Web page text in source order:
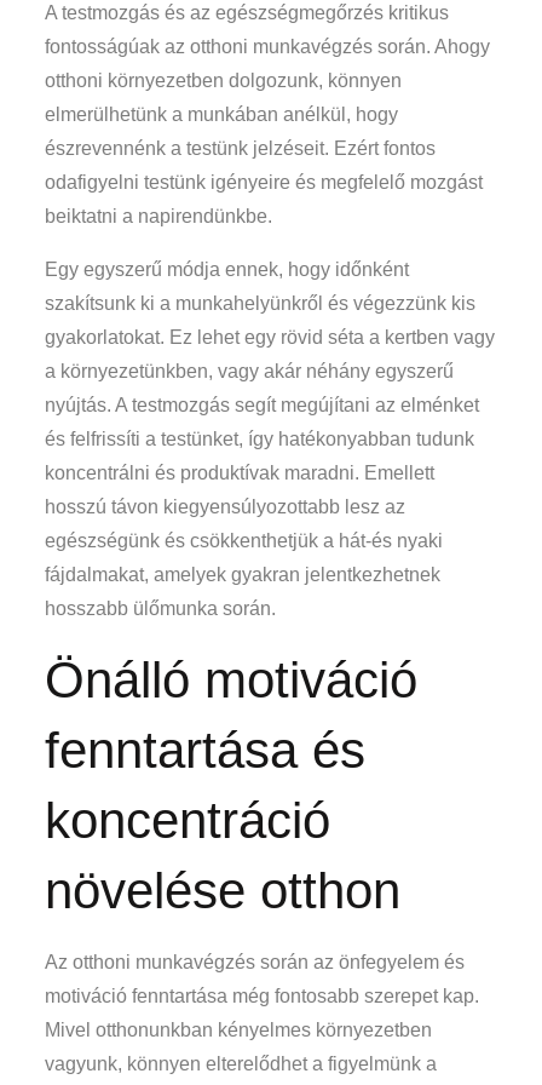
A testmozgás és az egészségmegőrzés kritikus
fontosságúak az otthoni munkavégzés során. Ahogy
otthoni környezetben dolgozunk, könnyen
elmerülhetünk a munkában anélkül, hogy
észrevennénk a testünk jelzéseit. Ezért fontos
odafigyelni testünk igényeire és megfelelő mozgást
beiktatni a napirendünkbe.
Egy egyszerű módja ennek, hogy időnként
szakítsunk ki a munkahelyünkről és végezzünk kis
gyakorlatokat. Ez lehet egy rövid séta a kertben vagy
a környezetünkben, vagy akár néhány egyszerű
nyújtás. A testmozgás segít megújítani az elménket
és felfrissíti a testünket, így hatékonyabban tudunk
koncentrálni és produktívak maradni. Emellett
hosszú távon kiegyensúlyozottabb lesz az
egészségünk és csökkenthetjük a hát-és nyaki
fájdalmakat, amelyek gyakran jelentkezhetnek
hosszabb ülőmunka során.
Önálló motiváció
fenntartása és
koncentráció
növelése otthon
Az otthoni munkavégzés során az önfegyelem és
motiváció fenntartása még fontosabb szerepet kap.
Mivel otthonunkban kényelmes környezetben
vagyunk, könnyen elterelődhet a figyelmünk a